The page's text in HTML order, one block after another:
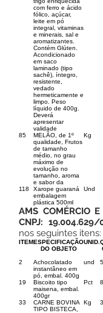
com ferro e ácido
fólico, açúcar,
leite em pó
integral, vitaminas
e minerais, sal e
aromatizantes.
Contém Glúten.
Acondicionado
em saco
laminado (tipo
sachê), íntegro,
resistente,
vedado
hermeticamente e
limpo. Peso
líquido de 400g.
Deverá
apresentar
validade
85
MELÃO, de 1º
qualidade, Frutos
de tamanho
médio, no grau
máximo de
evolução no
tamanho, aroma
e sabor da
Kg
118
Xarope guaraná
embalagem
plástica 500ml
Und
AMS COMÉRCIO
CNPJ: 19.004.629/
nos seguintes itens:
ITEMESPECIFICAÇÃO
DO OBJETO
UNID.
2
Achocolatado
instantâneo em
pó, embal. 400g
und
19
Biscoito tipo
maisena, embal.
400gr
Pct
33
CARNE BOVINA
TIPO BISTECA,
Kg